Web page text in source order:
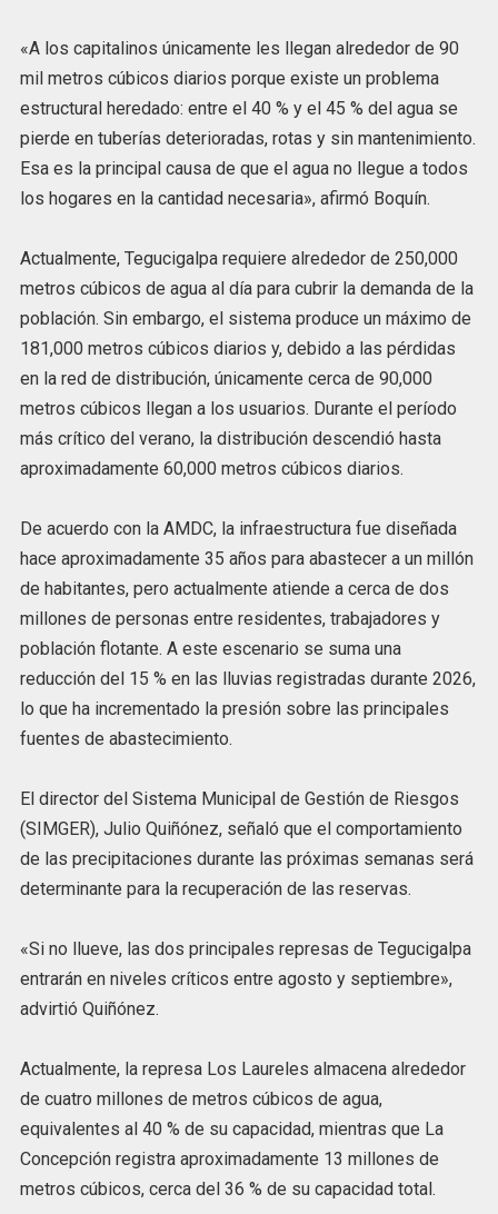
«A los capitalinos únicamente les llegan alrededor de 90
mil metros cúbicos diarios porque existe un problema
estructural heredado: entre el 40 % y el 45 % del agua se
pierde en tuberías deterioradas, rotas y sin mantenimiento.
Esa es la principal causa de que el agua no llegue a todos
los hogares en la cantidad necesaria», afirmó Boquín.
Actualmente, Tegucigalpa requiere alrededor de 250,000
metros cúbicos de agua al día para cubrir la demanda de la
población. Sin embargo, el sistema produce un máximo de
181,000 metros cúbicos diarios y, debido a las pérdidas
en la red de distribución, únicamente cerca de 90,000
metros cúbicos llegan a los usuarios. Durante el período
más crítico del verano, la distribución descendió hasta
aproximadamente 60,000 metros cúbicos diarios.
De acuerdo con la AMDC, la infraestructura fue diseñada
hace aproximadamente 35 años para abastecer a un millón
de habitantes, pero actualmente atiende a cerca de dos
millones de personas entre residentes, trabajadores y
población flotante. A este escenario se suma una
reducción del 15 % en las lluvias registradas durante 2026,
lo que ha incrementado la presión sobre las principales
fuentes de abastecimiento.
El director del Sistema Municipal de Gestión de Riesgos
(SIMGER), Julio Quiñónez, señaló que el comportamiento
de las precipitaciones durante las próximas semanas será
determinante para la recuperación de las reservas.
«Si no llueve, las dos principales represas de Tegucigalpa
entrarán en niveles críticos entre agosto y septiembre»,
advirtió Quiñónez.
Actualmente, la represa Los Laureles almacena alrededor
de cuatro millones de metros cúbicos de agua,
equivalentes al 40 % de su capacidad, mientras que La
Concepción registra aproximadamente 13 millones de
metros cúbicos, cerca del 36 % de su capacidad total.